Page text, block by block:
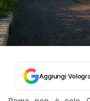
Aggiungi